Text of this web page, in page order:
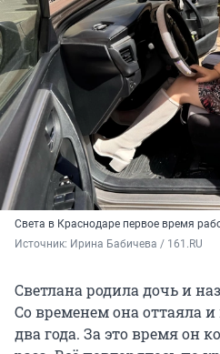
Света в Краснодаре первое время
Источник: Ирина Бабичева / 161.RU
Светлана родила дочь и
Со временем она оттаяла
два года. За это время он